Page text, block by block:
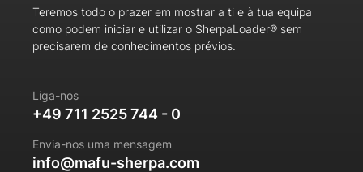
Teremos todo o prazer em mostrar a ti e à tua equipa
como podem iniciar e utilizar o SherpaLoader® sem
precisarem de conhecimentos prévios.
Liga-nos
+49 711 2525 744 - 0
Envia-nos uma mensagem
info@mafu-sherpa.com